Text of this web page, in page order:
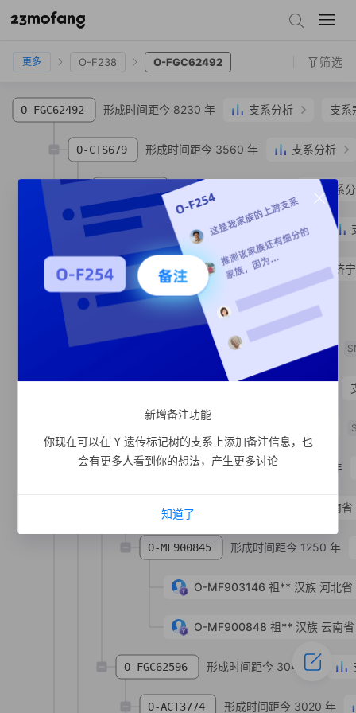
O-FGC12511
更多 O-F238 O-FGC62492 筛选
O-FGC62492 形成时间距今 8230 年 支系分析 支系
O-CTS679 形成时间距今 3560 年 支系分析
形成时间距今 3540 年 支系
O-MF114469 形成时间距今 3130 年
O-FGC62596 形成时间距今 3040 年
O-MF499549王** 山东省 济
O-MF90005 SNP
形成时间距今 860 年
O-MF383208 形成时间距今 2600 年
O-MF900845 形成时间距今 1250 年
O-ACT3774 形成时间距今 3020 年
河南
O-MF903146 祖** 汉族 河北省
O-MF900848 祖** 汉族 云南
新增备注功能
你现在可以在 Y 遗传标记树的支系上添加备注信息，也
会有更多人看到你的想法，产生更多讨论
知道了